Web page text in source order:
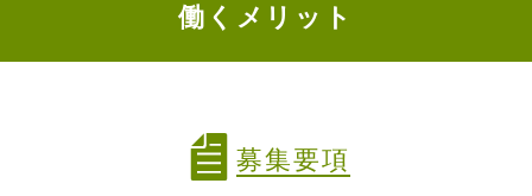
働くメリット
募集要項